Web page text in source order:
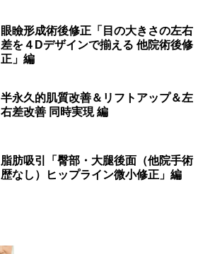
眼瞼形成術後修正「目の大きさの左右
差を４Dデザインで揃える 他院術後修
正」編
半永久的肌質改善＆リフトアップ＆左
右差改善 同時実現 編
脂肪吸引「臀部・大腿後面（他院手術
歴なし）ヒップライン微小修正」編